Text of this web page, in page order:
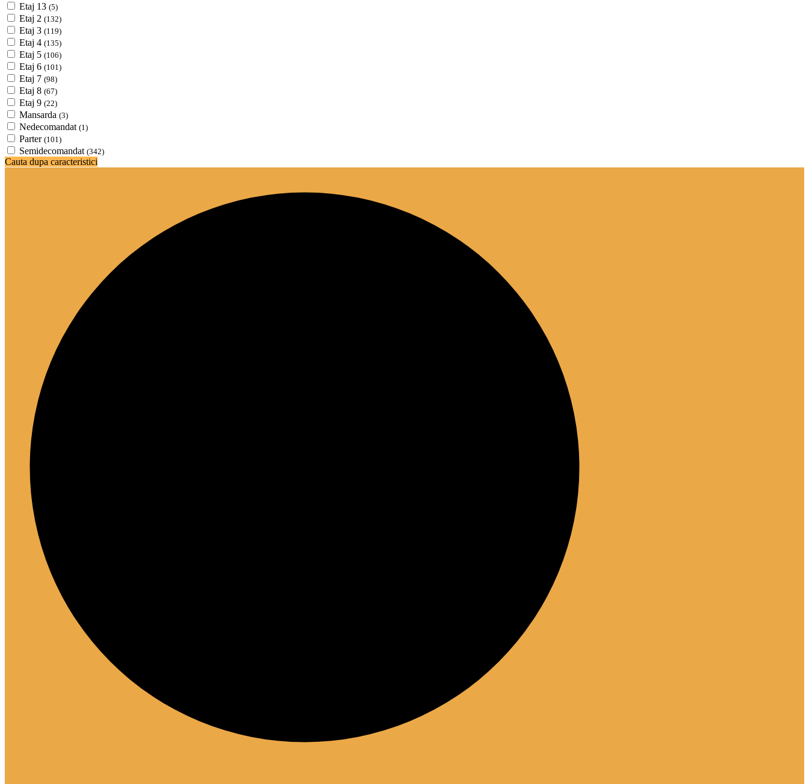
Etaj 13 (5)
Etaj 2 (132)
Etaj 3 (119)
Etaj 4 (135)
Etaj 5 (106)
Etaj 6 (101)
Etaj 7 (98)
Etaj 8 (67)
Etaj 9 (22)
Mansarda (3)
Nedecomandat (1)
Parter (101)
Semidecomandat (342)
Cauta dupa caracteristici